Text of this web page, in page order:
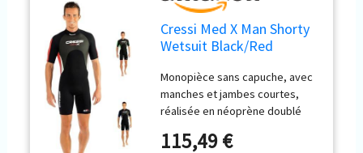
Cressi Med X Man Shorty
Wetsuit Black/Red
Monopièce sans capuche, avec
manches et jambes courtes,
réalisée en néoprène doublé
caoutchouté sur la poitrine. Le
115,49 €